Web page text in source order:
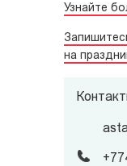
Узнайте
на